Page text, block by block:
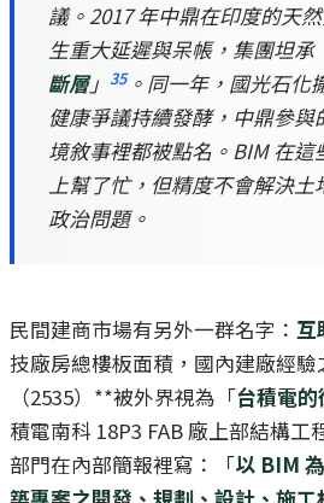
議。2017 年中鼎在印度的天
生重大延遲與呆帳，集團坦承
斷層」 35。同一年，國光石化
健康爭議持續發酵，中鼎參與
境敘事裡都被點名。BIM 在這
上幫了忙，但精度不會解決土
政治問題。
民間建商市場有另外一群名字： 互
技廠房總樓板面積，國內建廠經驗
（2535）**被外界視為「台積電
積電南科 18P3 FAB 廠上部結構工
部門在內部簡報裡寫：「以 BIM